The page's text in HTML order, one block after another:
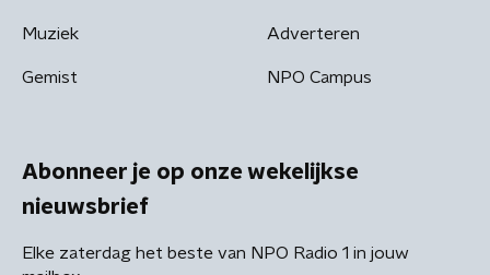
Muziek
Gemist
Adverteren
NPO Campus
Abonneer je op onze wekelijkse
nieuwsbrief
Elke zaterdag het beste van NPO Radio 1 in jouw